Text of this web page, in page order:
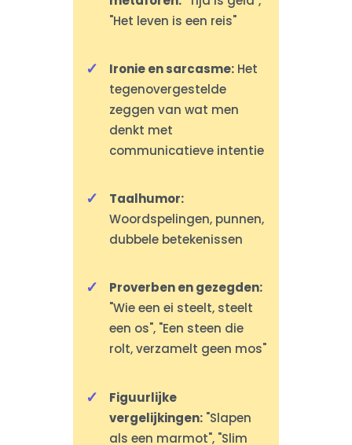
"Het leven is een reis"
Ironie en sarcasme:Het
tegenovergestelde
zeggen van wat men
denkt met
communicatieve intentie
Taalhumor:
Woordspelingen, punnen,
dubbele betekenissen
Proverben en gezegden:
"Wie een ei steelt, steelt
een os", "Een steen die
rolt, verzamelt geen mos"
Figuurlijke
vergelijkingen:"Slapen
als een marmot", "Slim